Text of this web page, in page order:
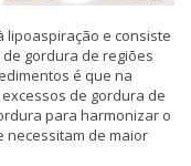
lipoaspiração e consiste
gordura de regiões
é que na
de gordura de
para harmonizar o
necessitam de maior